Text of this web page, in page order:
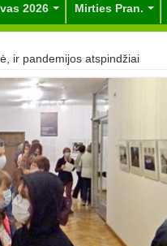
2026 Mirties Pran.
ir pandemijos atspindžiai